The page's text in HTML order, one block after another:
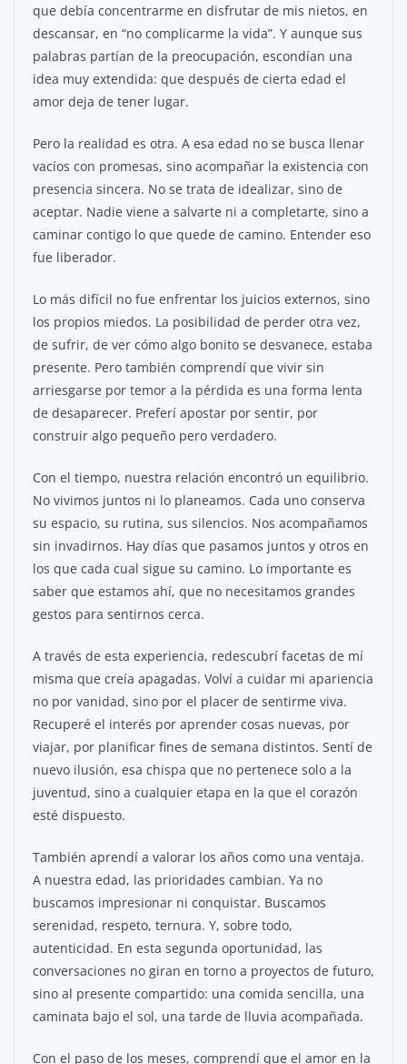
que debía concentrarme en disfrutar de mis nietos, en
descansar, en “no complicarme la vida”. Y aunque sus
palabras partían de la preocupación, escondían una
idea muy extendida: que después de cierta edad el
amor deja de tener lugar.
Pero la realidad es otra. A esa edad no se busca llenar
vacíos con promesas, sino acompañar la existencia con
presencia sincera. No se trata de idealizar, sino de
aceptar. Nadie viene a salvarte ni a completarte, sino a
caminar contigo lo que quede de camino. Entender eso
fue liberador.
Lo más difícil no fue enfrentar los juicios externos, sino
los propios miedos. La posibilidad de perder otra vez,
de sufrir, de ver cómo algo bonito se desvanece, estaba
presente. Pero también comprendí que vivir sin
arriesgarse por temor a la pérdida es una forma lenta
de desaparecer. Preferí apostar por sentir, por
construir algo pequeño pero verdadero.
Con el tiempo, nuestra relación encontró un equilibrio.
No vivimos juntos ni lo planeamos. Cada uno conserva
su espacio, su rutina, sus silencios. Nos acompañamos
sin invadirnos. Hay días que pasamos juntos y otros en
los que cada cual sigue su camino. Lo importante es
saber que estamos ahí, que no necesitamos grandes
gestos para sentirnos cerca.
A través de esta experiencia, redescubrí facetas de mí
misma que creía apagadas. Volví a cuidar mi apariencia
no por vanidad, sino por el placer de sentirme viva.
Recuperé el interés por aprender cosas nuevas, por
viajar, por planificar fines de semana distintos. Sentí de
nuevo ilusión, esa chispa que no pertenece solo a la
juventud, sino a cualquier etapa en la que el corazón
esté dispuesto.
También aprendí a valorar los años como una ventaja.
A nuestra edad, las prioridades cambian. Ya no
buscamos impresionar ni conquistar. Buscamos
serenidad, respeto, ternura. Y, sobre todo,
autenticidad. En esta segunda oportunidad, las
conversaciones no giran en torno a proyectos de futuro,
sino al presente compartido: una comida sencilla, una
caminata bajo el sol, una tarde de lluvia acompañada.
Con el paso de los meses, comprendí que el amor en la